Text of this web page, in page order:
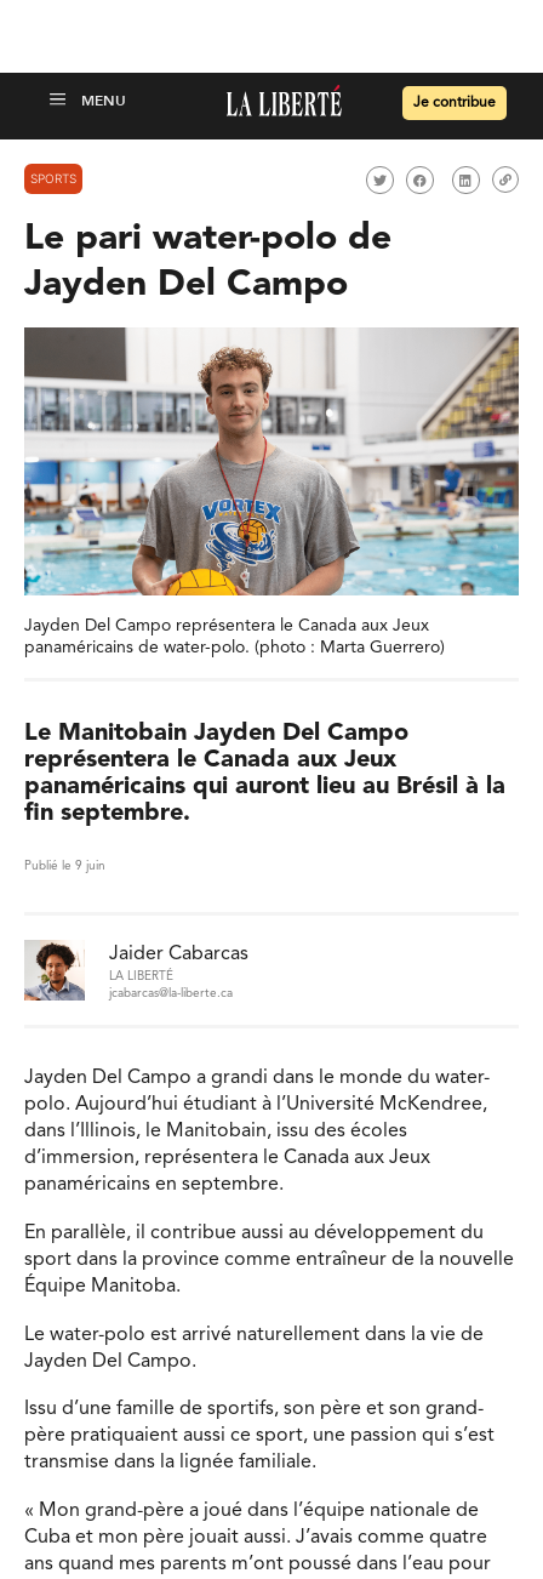
Je contribue
SPORTS
Le pari water-polo de
Jayden Del Campo
Jayden Del Campo représentera le Canada aux Jeux
panaméricains de water-polo. (photo : Marta Guerrero)
Le Manitobain Jayden Del Campo
représentera le Canada aux Jeux
panaméricains qui auront lieu au Brésil à la
fin septembre.
Publié le 9 juin
Jaider Cabarcas
LA LIBERTÉ
jcabarcas@la-liberte.ca
Jayden Del Campo a grandi dans le monde du water-
polo. Aujourd’hui étudiant à l’Université McKendree,
dans l’Illinois, le Manitobain, issu des écoles
d’immersion, représentera le Canada aux Jeux
panaméricains en septembre.
En parallèle, il contribue aussi au développement du
sport dans la province comme entraîneur de la nouvelle
Équipe Manitoba.
Le water-polo est arrivé naturellement dans la vie de
Jayden Del Campo.
Issu d’une famille de sportifs, son père et son grand-
père pratiquaient aussi ce sport, une passion qui s’est
transmise dans la lignée familiale.
« Mon grand-père a joué dans l’équipe nationale de
Cuba et mon père jouait aussi. J’avais comme quatre
ans quand mes parents m’ont poussé dans l’eau pour